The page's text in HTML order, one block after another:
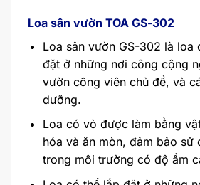
Loa sân vườn TOA GS-302
Loa sân vườn GS-302 là loa
đặt ở những nơi công cộng
vườn công viên chủ đề, và
dưỡng.
Loa có vỏ được làm bằng
hóa và ăn mòn, đảm bảo sử
trong môi trường có độ ẩm